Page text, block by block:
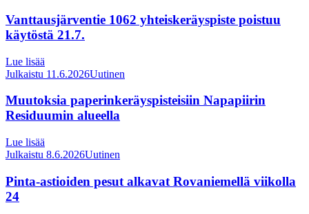
Vanttausjärventie 1062 yhteiskeräyspiste poistuu
käytöstä 21.7.
Lue lisää
Julkaistu 11.6.2026Uutinen
Muutoksia paperinkeräyspisteisiin Napapiirin
Residuumin alueella
Lue lisää
Julkaistu 8.6.2026Uutinen
Pinta-astioiden pesut alkavat Rovaniemellä viikolla
24